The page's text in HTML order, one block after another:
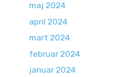
maj 2024
april 2024
mart 2024
februar 2024
januar 2024